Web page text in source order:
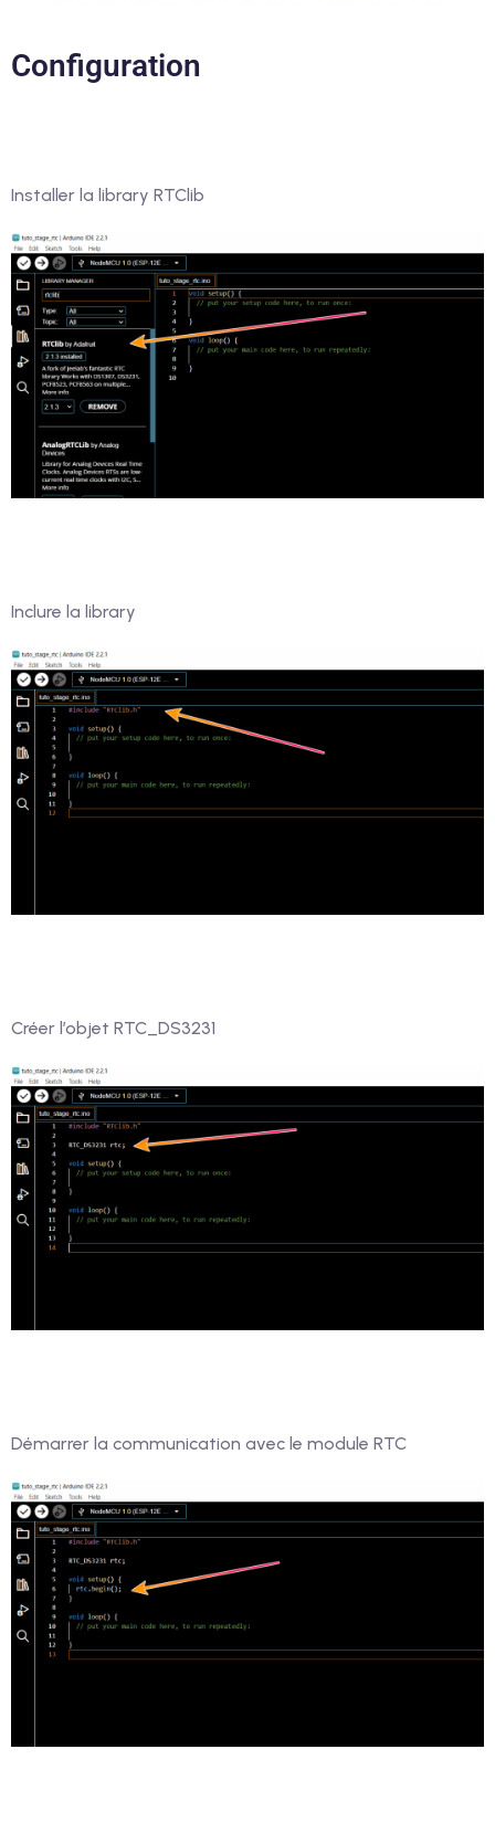
Configuration
Installer la library RTClib
Inclure la library
Créer l’objet RTC_DS3231
Démarrer la communication avec le module RTC